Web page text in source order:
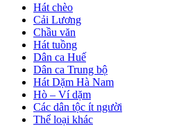
Hát chèo
Cải Lương
Chầu văn
Hát tuồng
Dân ca Huế
Dân ca Trung bộ
Hát Dặm Hà Nam
Hò – Ví dặm
Các dân tộc ít người
Thể loại khác